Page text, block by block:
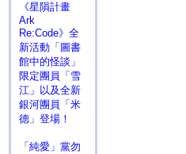
《星隕計畫
Ark
Re:Code》全
新活動「圖書
館中的怪談」
限定團員「雪
江」以及全新
銀河團員「米
德」登場！
「純愛」黨勿